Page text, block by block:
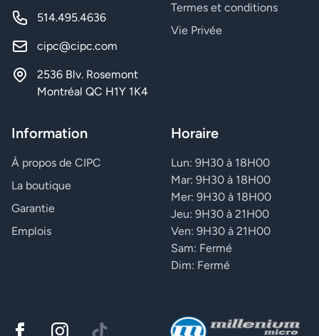
514.495.4636
cipc@cipc.com
2536 Blv. Rosemont
Montréal QC H1Y 1K4
Termes et conditions
Vie Privée
Information
À propos de CIPC
La boutique
Garantie
Emplois
Horaire
Lun: 9H30 à 18H00
Mar: 9H30 à 18H00
Mer: 9H30 à 18H00
Jeu: 9H30 à 21H00
Ven: 9H30 à 21H00
Sam: Fermé
Dim: Fermé